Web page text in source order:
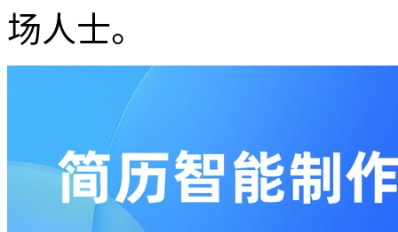
场人士。